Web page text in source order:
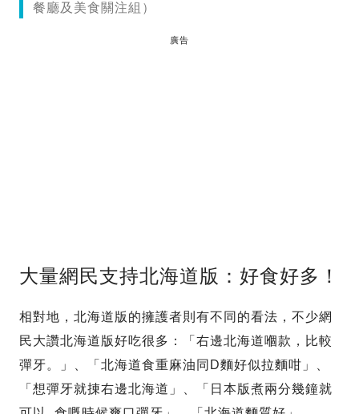
餐廳及美食關注組）
廣告
大量網民支持北海道版：好食好多！
相對地，北海道版的擁護者則有不同的看法，不少網
民大讚北海道版好吃很多：「右邊北海道嗰款，比較
彈牙。」、「北海道食重麻油同D麵好似拉麵咁」、
「想彈牙就㨂右邊北海道」、「日本版煮兩分幾鐘就